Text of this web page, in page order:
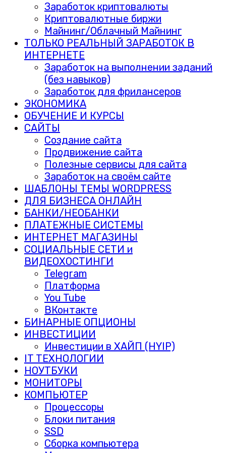
Заработок криптовалюты
Криптовалютные биржи
Майнинг/Облачный Майнинг
ТОЛЬКО РЕАЛЬНЫЙ ЗАРАБОТОК В
ИНТЕРНЕТЕ
Заработок на выполнении заданий
(без навыков)
Заработок для фрилансеров
ЭКОНОМИКА
ОБУЧЕНИЕ И КУРСЫ
САЙТЫ
Создание сайта
Продвижение сайта
Полезные сервисы для сайта
Заработок на своём сайте
ШАБЛОНЫ ТЕМЫ WORDPRESS
ДЛЯ БИЗНЕСА ОНЛАЙН
БАНКИ/НЕОБАНКИ
ПЛАТЕЖНЫЕ СИСТЕМЫ
ИНТЕРНЕТ МАГАЗИНЫ
СОЦИАЛЬНЫЕ СЕТИ и
ВИДЕОХОСТИНГИ
Telegram
Платформа
You Tube
ВКонтакте
БИНАРНЫЕ ОПЦИОНЫ
ИНВЕСТИЦИИ
Инвестиции в ХАЙП (HYIP)
IT ТЕХНОЛОГИИ
НОУТБУКИ
МОНИТОРЫ
КОМПЬЮТЕР
Процессоры
Блоки питания
SSD
Сборка компьютера